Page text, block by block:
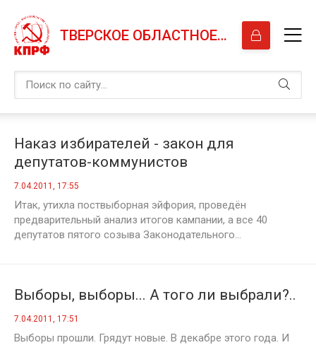
ТВЕРСКОЕ ОБЛАСТНОЕ ОТДЕЛЕНИЕ КПРФ
Наказ избирателей - закон для
депутатов-коммунистов
7.04.2011, 17:55
Итак, утихла поствыборная эйфория, проведён
предварительный анализ итогов кампании, а все 40
депутатов пятого созыва Законодательного...
Выборы, выборы... А того ли выбрали?..
7.04.2011, 17:51
Выборы прошли. Грядут новые. В декабре этого года. И